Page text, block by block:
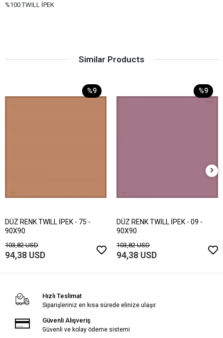
%100 TWILL İPEK
Similar Products
%9
DÜZ RENK TWILL İPEK - 75 -
90X90
103,82 USD
94,38 USD
%9
DÜZ RENK TWİLL İPEK - 09 -
90X90
103,82 USD
94,38 USD
Hızlı Teslimat
Siparişleriniz en kısa sürede elinize ulaşır.
Güvenli Alışveriş
Güvenli ve kolay ödeme sistemi